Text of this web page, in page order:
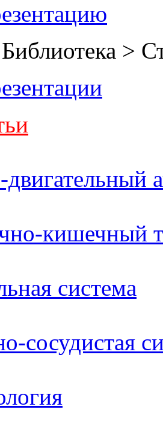
Библиотека >
кишечный
система
сосудистая